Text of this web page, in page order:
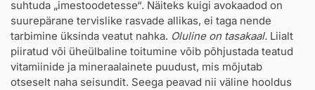
suhtuda „imestoodetesse“. Näiteks kuigi avokaadod on
suurepärane tervislike rasvade allikas, ei taga nende
tarbimine üksinda veatut nahka. Oluline on tasakaal. Liialt
piiratud või üheülbaline toitumine võib põhjustada teatud
vitamiinide ja mineraalainete puudust, mis mõjutab
otseselt naha seisundit. Seega peavad nii väline hooldus